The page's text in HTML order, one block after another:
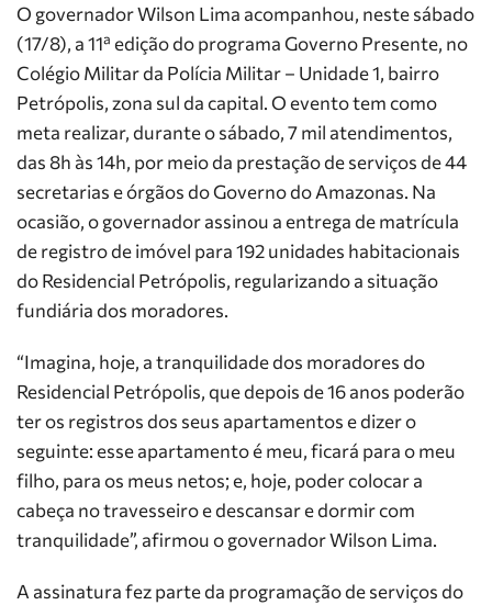
O governador Wilson Lima acompanhou, neste sábado
(17/8), a 11ª edição do programa Governo Presente, no
Colégio Militar da Polícia Militar – Unidade 1, bairro
Petrópolis, zona sul da capital. O evento tem como
meta realizar, durante o sábado, 7 mil atendimentos,
das 8h às 14h, por meio da prestação de serviços de 44
secretarias e órgãos do Governo do Amazonas. Na
ocasião, o governador assinou a entrega de matrícula
de registro de imóvel para 192 unidades habitacionais
do Residencial Petrópolis, regularizando a situação
fundiária dos moradores.
“Imagina, hoje, a tranquilidade dos moradores do
Residencial Petrópolis, que depois de 16 anos poderão
ter os registros dos seus apartamentos e dizer o
seguinte: esse apartamento é meu, ficará para o meu
filho, para os meus netos; e, hoje, poder colocar a
cabeça no travesseiro e descansar e dormir com
tranquilidade”, afirmou o governador Wilson Lima.
A assinatura fez parte da programação de serviços do